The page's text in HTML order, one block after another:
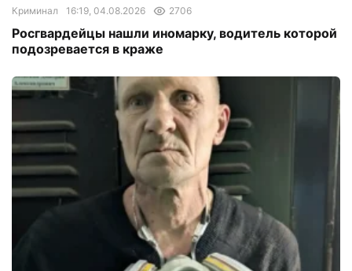
Криминал 16:19, 04.08.2026 2706
Росгвардейцы нашли иномарку, водитель которой
подозревается в краже